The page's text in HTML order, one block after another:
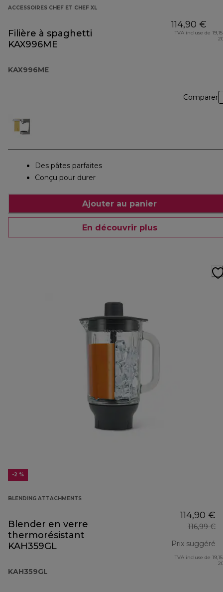
ACCESSOIRES CHEF ET CHEF XL
Filière à spaghetti
KAX996ME
KAX996ME
114,90 €
TVA incluse de
Comparer
Des pâtes parfaites
Conçu pour durer
Ajouter au panier
En découvrir plus
-2 %
BLENDING ATTACHMENTS
Blender en verre
thermorésistant
KAH359GL
KAH359GL
114,90 €
116,99 €
Prix suggéré
TVA incluse de